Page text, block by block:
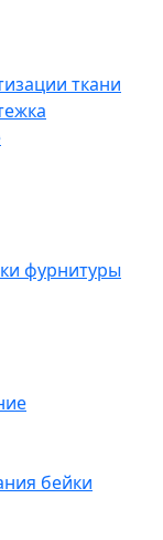
ткани
фурнитуры
бейки